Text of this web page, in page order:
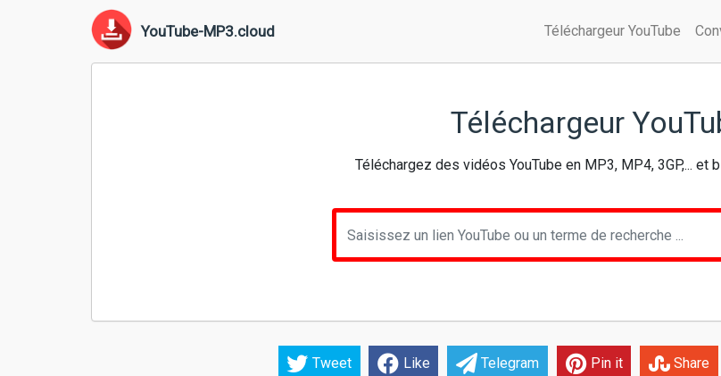
YouTube-MP3.cloud Téléchargeur YouTube
Téléchargeur
Téléchargez des vidéos YouTube en MP3, MP4, 3GP,... et
Tweet Like Telegram Pin it Share